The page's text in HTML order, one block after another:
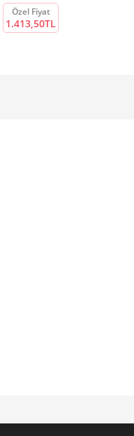
Özel Fiyat
1.413,50TL